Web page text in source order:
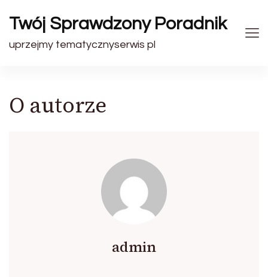
Twój Sprawdzony Poradnik
uprzejmy tematycznyserwis pl
O autorze
admin